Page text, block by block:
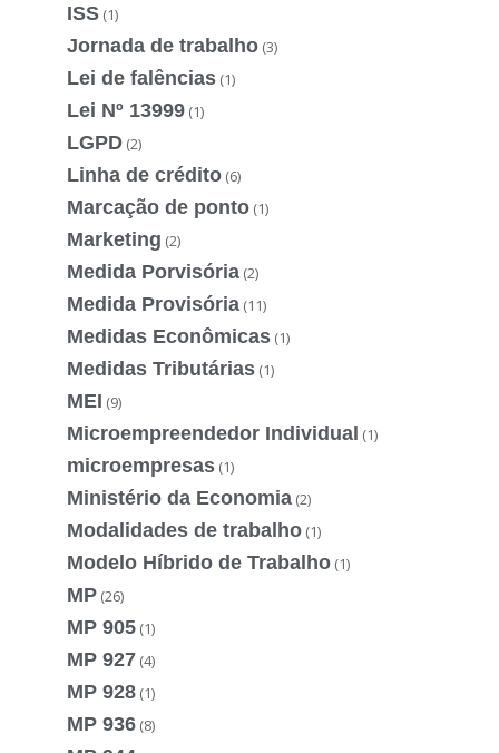
ISS (1)
Jornada de trabalho (3)
Lei de falências (1)
Lei Nº 13999 (1)
LGPD (2)
Linha de crédito (6)
Marcação de ponto (1)
Marketing (2)
Medida Porvisória (2)
Medida Provisória (11)
Medidas Econômicas (1)
Medidas Tributárias (1)
MEI (9)
Microempreendedor Individual (1)
microempresas (1)
Ministério da Economia (2)
Modalidades de trabalho (1)
Modelo Híbrido de Trabalho (1)
MP (26)
MP 905 (1)
MP 927 (4)
MP 928 (1)
MP 936 (8)